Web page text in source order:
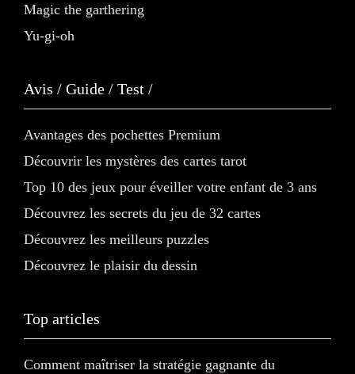
Magic the garthering
Yu-gi-oh
Avis / Guide / Test /
Avantages des pochettes Premium
Découvrir les mystères des cartes tarot
Top 10 des jeux pour éveiller votre enfant de 3 ans
Découvrez les secrets du jeu de 32 cartes
Découvrez les meilleurs puzzles
Découvrez le plaisir du dessin
Top articles
Comment maîtriser la stratégie gagnante du